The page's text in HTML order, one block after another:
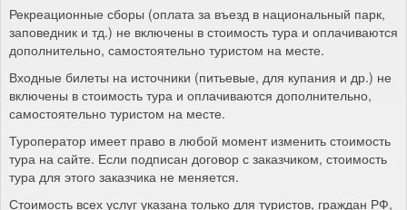
Рекреационные сборы (оплата за въезд в национальный парк,
заповедник и тд.) не включены в стоимость тура и оплачиваются
дополнительно, самостоятельно туристом на месте.
Входные билеты на источники (питьевые, для купания и др.) не
включены в стоимость тура и оплачиваются дополнительно,
самостоятельно туристом на месте.
Туроператор имеет право в любой момент изменить стоимость
тура на сайте. Если подписан договор с заказчиком, стоимость
тура для этого заказчика не меняется.
Стоимость всех услуг указана только для туристов, граждан РФ,